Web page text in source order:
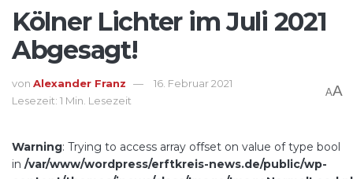
Kölner Lichter im Juli 2021
Abgesagt!
von Alexander Franz
16. Februar 2021
Lesezeit: 1 Min. Lesezeit
AA
Warning: Trying to access array offset on value of type bool
in /var/www/wordpress/erftkreis-news.de/public/wp-